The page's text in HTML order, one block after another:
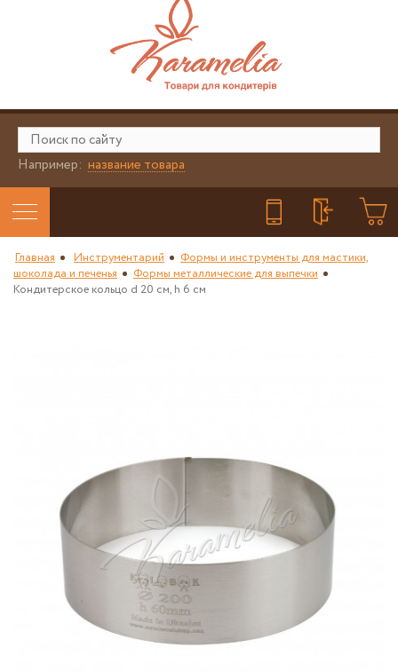
Например: название товара
Главная Инструментарий
Формы и инструменты для мастики,
шоколада и печенья
Формы металлические для выпечки
Кондитерское кольцо d 20 см, h 6 см